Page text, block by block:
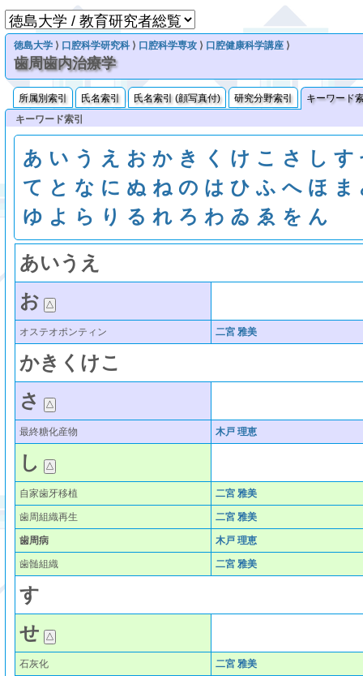
徳島大学 ⟩ 口腔科学研究科 ⟩ 口腔科学専攻 ⟩ 口腔健康科学講座 ⟩
歯周歯内治療学
所属別索引 氏名索引 氏名索引 (顔写真付) 研究分野索引
キーワード
キーワード索引
あ い う え お か き く け こ さ し す
て と な に ぬ ね の は ひ ふ へ ほ ま
ゆ よ ら り る れ ろ わ ゐ ゑ を ん
あいう え
お
オステオポンティン 二宮 雅美
かき く けこ
さ
最終糖化産物 木戸 理恵
し
自家歯牙移植 二宮 雅美
歯周組織再生 二宮 雅美
歯周病 木戸 理恵
歯髄組織 二宮 雅美
す
せ
石灰化 二宮 雅美